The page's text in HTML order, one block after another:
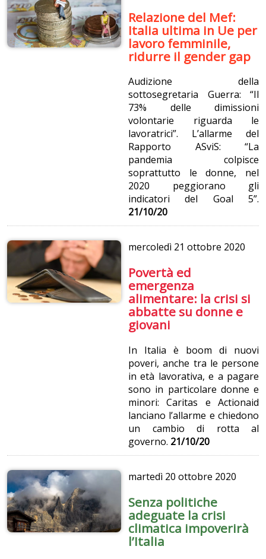
Relazione del Mef:
Italia ultima in Ue per
lavoro femminile,
ridurre il gender gap
Audizione della
sottosegretaria Guerra: “Il
73% delle dimissioni
volontarie riguarda le
lavoratrici”. L’allarme del
Rapporto ASviS: “La
pandemia colpisce
soprattutto le donne, nel
2020 peggiorano gli
indicatori del Goal 5”.
21/10/20
mercoledì 21 ottobre 2020
Povertà ed
emergenza
alimentare: la crisi si
abbatte su donne e
giovani
In Italia è boom di nuovi
poveri, anche tra le persone
in età lavorativa, e a pagare
sono in particolare donne e
minori: Caritas e Actionaid
lanciano l’allarme e chiedono
un cambio di rotta al
governo. 21/10/20
martedì 20 ottobre 2020
Senza politiche
adeguate la crisi
climatica impoverirà
l’Italia